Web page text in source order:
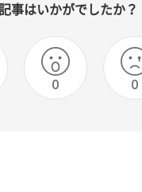
事はいかがでしたか？
0 0